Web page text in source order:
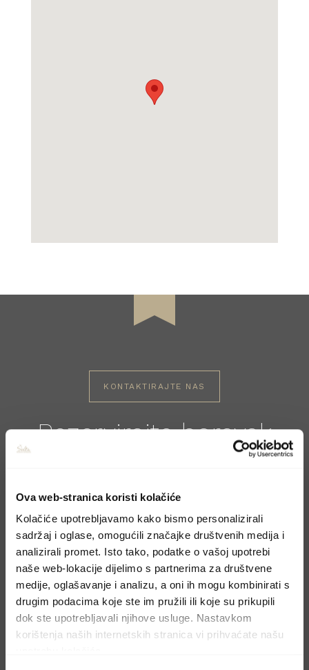
Ova web-stranica koristi kolačiće
Kolačiće upotrebljavamo kako bismo personalizirali
sadržaj i oglase, omogućili značajke društvenih medija i
analizirali promet. Isto tako, podatke o vašoj upotrebi
naše web-lokacije dijelimo s partnerima za društvene
medije, oglašavanje i analizu, a oni ih mogu kombinirati s
drugim podacima koje ste im pružili ili koje su prikupili
dok ste upotrebljavali njihove usluge. Nastavkom
korištenja naših internetskih stranica vi prihvaćate našu
KONTAKTIRAJTE NAS
Rezervirajte boravak
odgovorit ćemo u najskorijem mogućem
roku.